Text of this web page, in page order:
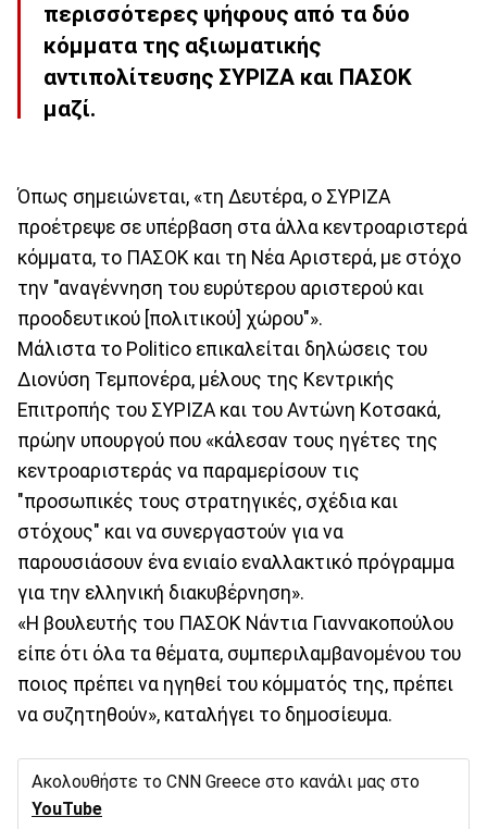
περισσότερες ψήφους από τα δύο
κόμματα της αξιωματικής
αντιπολίτευσης ΣΥΡΙΖΑ και ΠΑΣΟΚ
μαζί.
Όπως σημειώνεται, «τη Δευτέρα, ο ΣΥΡΙΖΑ
προέτρεψε σε υπέρβαση στα άλλα κεντροαριστερά
κόμματα, το ΠΑΣΟΚ και τη Νέα Αριστερά, με στόχο
την "αναγέννηση του ευρύτερου αριστερού και
προοδευτικού [πολιτικού] χώρου"».
Μάλιστα το Politico επικαλείται δηλώσεις του
Διονύση Τεμπονέρα, μέλους της Κεντρικής
Επιτροπής του ΣΥΡΙΖΑ και του Αντώνη Κοτσακά,
πρώην υπουργού που «κάλεσαν τους ηγέτες της
κεντροαριστεράς να παραμερίσουν τις
"προσωπικές τους στρατηγικές, σχέδια και
στόχους" και να συνεργαστούν για να
παρουσιάσουν ένα ενιαίο εναλλακτικό πρόγραμμα
για την ελληνική διακυβέρνηση».
«Η βουλευτής του ΠΑΣΟΚ Νάντια Γιαννακοπούλου
είπε ότι όλα τα θέματα, συμπεριλαμβανομένου του
ποιος πρέπει να ηγηθεί του κόμματός της, πρέπει
να συζητηθούν», καταλήγει το δημοσίευμα.
Ακολουθήστε το CNN Greece στο κανάλι μας στο
YouTube